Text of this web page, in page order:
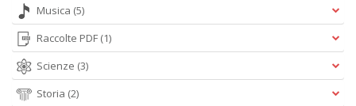
Musica (5)
Raccolte PDF (1)
Scienze (3)
Storia (2)